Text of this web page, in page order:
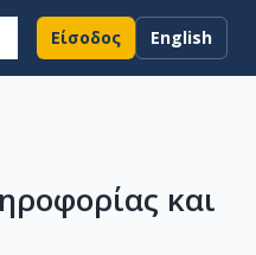
Είσοδος English
και